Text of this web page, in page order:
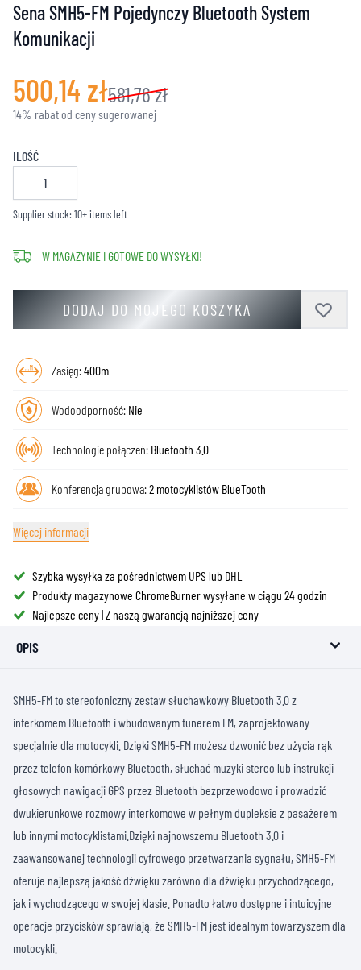
Sena SMH5-FM Pojedynczy Bluetooth System
Komunikacji
500,14 zł581,76 zł
14% rabat od ceny sugerowanej
ILOŚĆ
Supplier stock: 10+ items left
W MAGAZYNIE I GOTOWE DO WYSYŁKI!
DODAJ DO MOJEGO KOSZYKA
Zasięg:400m
Wodoodporność: Nie
Technologie połączeń: Bluetooth 3.0
Konferencja grupowa:2 motocyklistów BlueTooth
Więcej informacji
Szybka wysyłka za pośrednictwem UPS lub DHL
Produkty magazynowe ChromeBurner wysyłane w ciągu 24 godzin
Najlepsze ceny | Z naszą gwarancją najniższej ceny
OPIS
SMH5-FM to stereofoniczny zestaw słuchawkowy Bluetooth 3.0 z
interkomem Bluetooth i wbudowanym tunerem FM, zaprojektowany
specjalnie dla motocykli. Dzięki SMH5-FM możesz dzwonić bez użycia rąk
przez telefon komórkowy Bluetooth, słuchać muzyki stereo lub instrukcji
głosowych nawigacji GPS przez Bluetooth bezprzewodowo i prowadzić
dwukierunkowe rozmowy interkomowe w pełnym dupleksie z pasażerem
lub innymi motocyklistami.Dzięki najnowszemu Bluetooth 3.0 i
zaawansowanej technologii cyfrowego przetwarzania sygnału, SMH5-FM
oferuje najlepszą jakość dźwięku zarówno dla dźwięku przychodzącego,
jak i wychodzącego w swojej klasie. Ponadto łatwo dostępne i intuicyjne
operacje przycisków sprawiają, że SMH5-FM jest idealnym towarzyszem dla
motocykli.